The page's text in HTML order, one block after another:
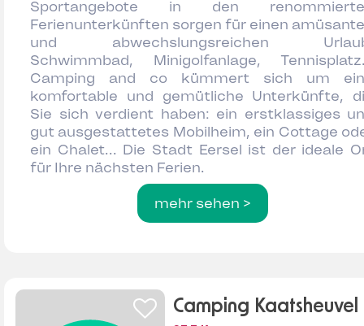
Sportangebote in den
Ferienunterkünften sorgen für einen
und abwechslungsreichen
Schwimmbad, Minigolfanlage,
Camping and co kümmert sich um
komfortable und gemütliche Unterkünfte,
Sie sich verdient haben: ein erstklassiges
gut ausgestattetes Mobilheim, ein Cottage
ein Chalet... Die Stadt Eersel ist der ideale
für Ihre nächsten Ferien.
mehr sehen >
Camping Kaatsheuvel